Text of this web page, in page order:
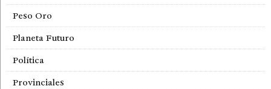
Peso Oro
Planeta Futuro
Política
Provinciales